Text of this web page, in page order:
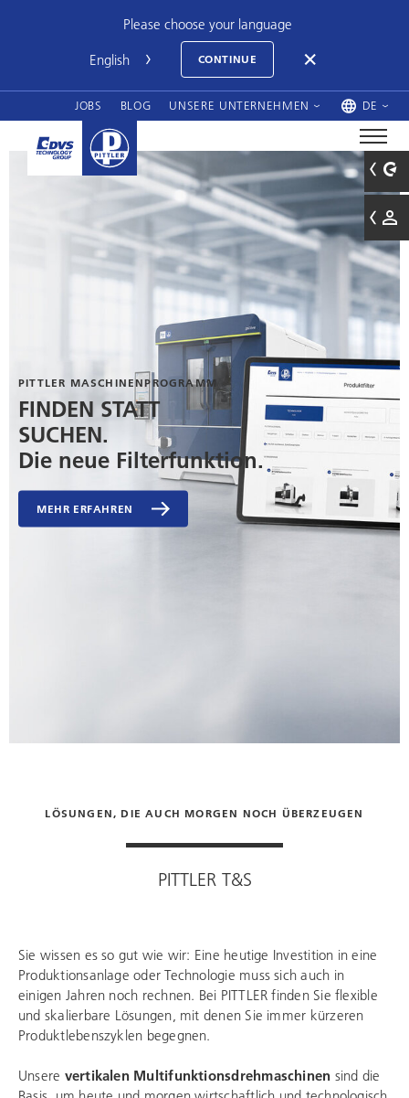
Please choose your language
CONTINUE
JOBS BLOG UNSERE UNTERNEHMEN DE
PITTLER MASCHINENPROGRAMM
FINDEN STATT
SUCHEN.
Die neue Filterfunktion.
MEHR ERFAHREN
LÖSUNGEN, DIE AUCH MORGEN NOCH ÜBERZEUGEN
PITTLER T&S
Sie wissen es so gut wie wir: Eine heutige Investition in eine
Produktionsanlage oder Technologie muss sich auch in
einigen Jahren noch rechnen. Bei PITTLER finden Sie flexible
und skalierbare Lösungen, mit denen Sie immer kürzeren
Produktlebenszyklen begegnen.
Unsere vertikalen Multifunktionsdrehmaschinen sind die